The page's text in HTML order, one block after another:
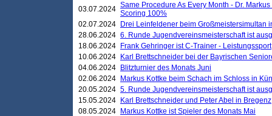
03.07.2024 Same Procedure As Every Month - Dr.
Scoring 100%
02.07.2024
Drei Leinfeldener beim Großmeistersimultan
28.06.2024 6. Runde Jugendvereinsmeisterschaft ist
18.06.2024
Frank Gehringer ist C-Trainer - Leistungssport
10.06.2024
Karl Brettschneider bei der Bayrischen
04.06.2024
Blitzturnier des Monats Juni
02.06.2024
Markus Kottke beim Schach im Schloss in
20.05.2024 5. Runde Jugendvereinsmeisterschaft ist
15.05.2024
Karl Brettschneider und Peter Abel in Bregenz
08.05.2024
Markus Kottke ist Spieler des Monats Mai